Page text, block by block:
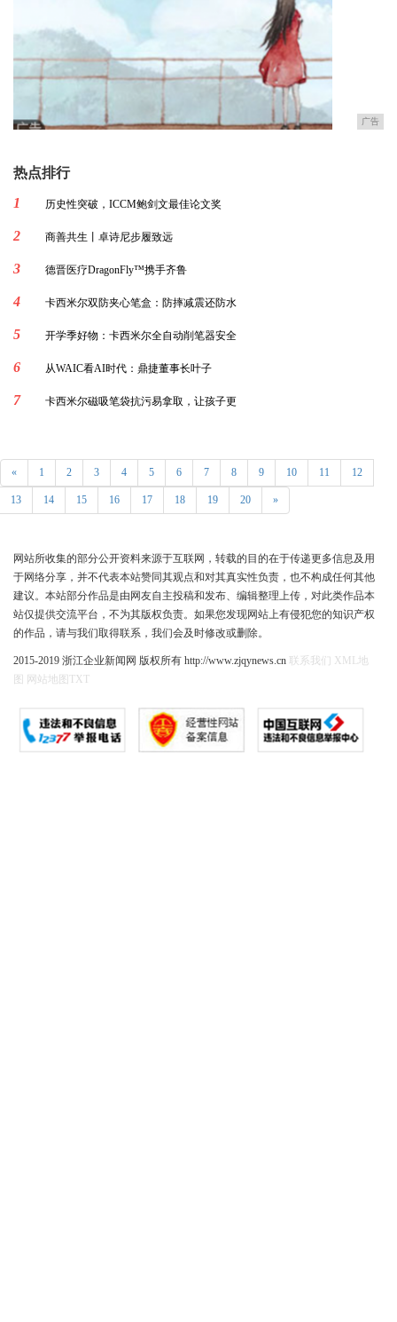
广告
热点排行
1
历史性突破，ICCM鲍剑文最佳论文奖
2 商善共生丨卓诗尼步履致远
3 德晋医疗DragonFly™携手齐鲁
4 卡西米尔双防夹心笔盒：防摔减震还防水
5 开学季好物：卡西米尔全自动削笔器安全
6 从WAIC看AI时代：鼎捷董事长叶子
7 卡西米尔磁吸笔袋抗污易拿取，让孩子更
« 1 2 3 4 5 6 7 8 9 10 11 12
13 14 15 16 17 18 19 20 »
网站所收集的部分公开资料来源于互联网，转载的目的在于传递更多信息及用
于网络分享，并不代表本站赞同其观点和对其真实性负责，也不构成任何其他
建议。本站部分作品是由网友自主投稿和发布、编辑整理上传，对此类作品本
站仅提供交流平台，不为其版权负责。如果您发现网站上有侵犯您的知识产权
的作品，请与我们取得联系，我们会及时修改或删除。
2015-2019 浙江企业新闻网 版权所有 http://www.zjqynews.cn 联系我们
XML地
图
网站地图 TXT